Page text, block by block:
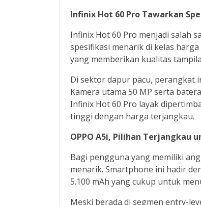
Infinix Hot 60 Pro Tawarkan
Infinix Hot 60 Pro menjadi salah
spesifikasi menarik di kelas
yang memberikan kualitas
Di sektor dapur pacu, perangkat
Kamera utama 50 MP serta
Infinix Hot 60 Pro layak
tinggi dengan harga terjangkau.
OPPO A5i, Pilihan Terjangkau
Bagi pengguna yang memiliki
menarik. Smartphone ini hadir
5.100 mAh yang cukup untuk
Meski berada di segmen entry-